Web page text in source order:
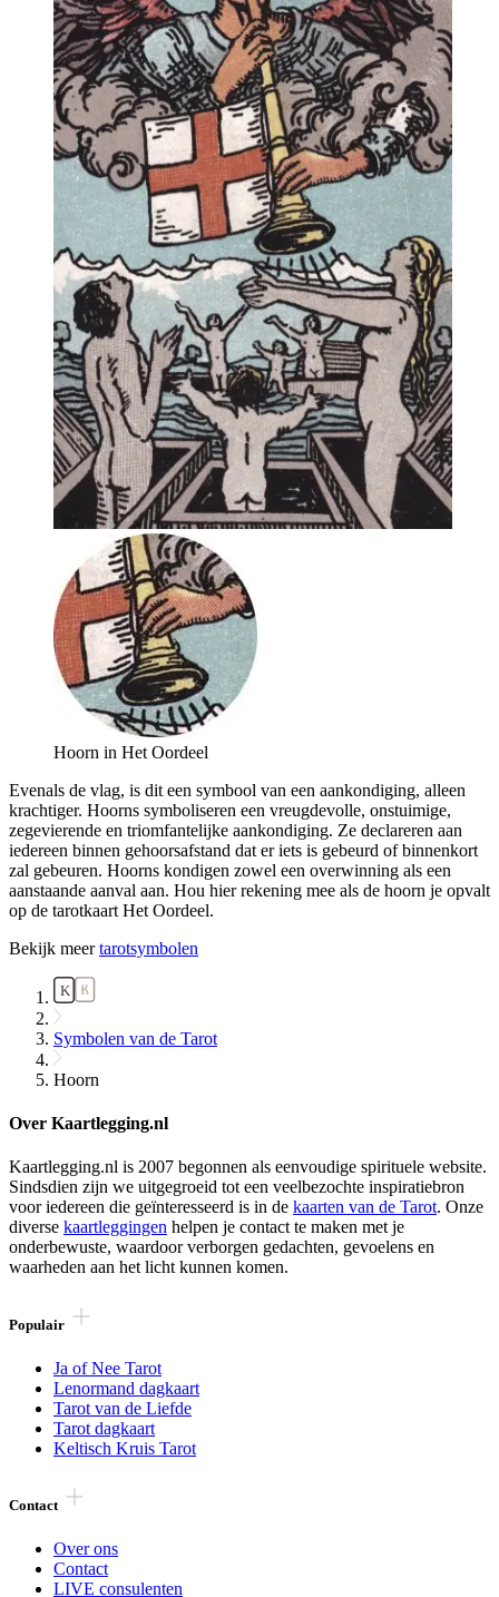
Hoorn in Het Oordeel
Evenals de vlag, is dit een symbool van een aankondiging, alleen
krachtiger. Hoorns symboliseren een vreugdevolle, onstuimige,
zegevierende en triomfantelijke aankondiging. Ze declareren aan
iedereen binnen gehoorsafstand dat er iets is gebeurd of binnenkort
zal gebeuren. Hoorns kondigen zowel een overwinning als een
aanstaande aanval aan. Hou hier rekening mee als de hoorn je opvalt
op de tarotkaart Het Oordeel.
Bekijk meertarotsymbolen
Symbolen van de Tarot
Hoorn
Over Kaartlegging.nl
Kaartlegging.nl is 2007 begonnen als eenvoudige spirituele website.
Sindsdien zijn we uitgegroeid tot een veelbezochte inspiratiebron
voor iedereen die geïnteresseerd is in de kaarten van de Tarot. Onze
diverse kaartleggingen helpen je contact te maken met je
onderbewuste, waardoor verborgen gedachten, gevoelens en
waarheden aan het licht kunnen komen.
Populair
Ja of Nee Tarot
Lenormand dagkaart
Tarot van de Liefde
Tarot dagkaart
Keltisch Kruis Tarot
Contact
Over ons
Contact
LIVE consulenten